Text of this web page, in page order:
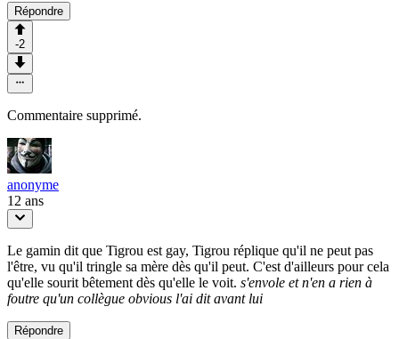
Répondre
-2
Commentaire supprimé.
anonyme
12 ans
Le gamin dit que Tigrou est gay, Tigrou réplique qu'il ne peut pas
l'être, vu qu'il tringle sa mère dès qu'il peut. C'est d'ailleurs pour cela
qu'elle sourit bêtement dès qu'elle le voit. s'envole et n'en a rien à
foutre qu'un collègue obvious l'ai dit avant lui
Répondre